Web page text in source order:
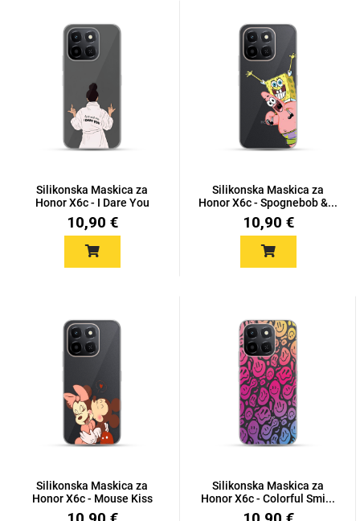
Silikonska Maskica za
Honor X6c - I Dare You
10,90 €
Silikonska Maskica za
Honor X6c - Spognebob &...
10,90 €
Silikonska Maskica za
Honor X6c - Mouse Kiss
Silikonska Maskica za
Honor X6c - Colorful Smi...